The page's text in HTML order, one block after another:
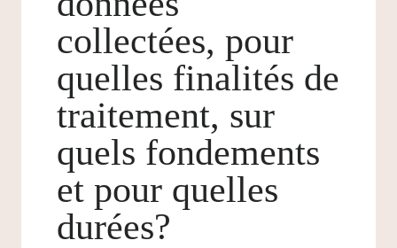
collectées, pour
quelles finalités de
traitement, sur
quels fondements
et pour quelles
durées?